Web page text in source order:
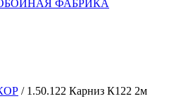
ФАБРИКА
/ 1.50.122 Карниз К122 2м